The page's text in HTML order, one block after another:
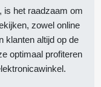
is het raadzaam om
zowel online
klanten altijd op de
optimaal profiteren